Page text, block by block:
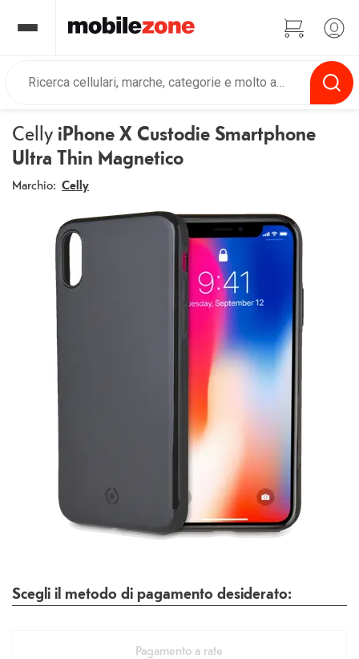
Celly iPhone X Custodie Smartphone
Ultra Thin Magnetico
Marchio: Celly
Scegli il metodo di pagamento desiderato:
Pagamento a rate